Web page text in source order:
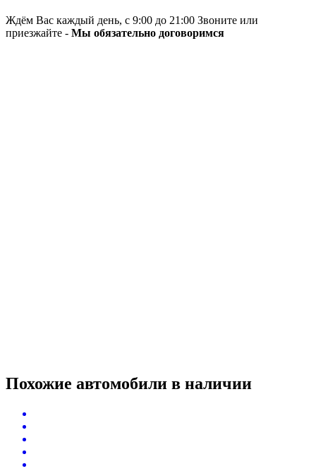
Ждём Вас каждый день, с 9:00 до 21:00 Звоните или
приезжайте - Мы обязательно договоримся
Похожие автомобили в наличии